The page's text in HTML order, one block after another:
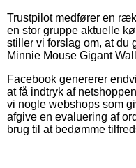
Trustpilot medfører en
en stor gruppe aktuelle
stiller vi forslag om, at du
Minnie Mouse Gigant
Facebook genererer
at få indtryk af
vi nogle webshops som
afgive en evaluering af
brug til at bedømme